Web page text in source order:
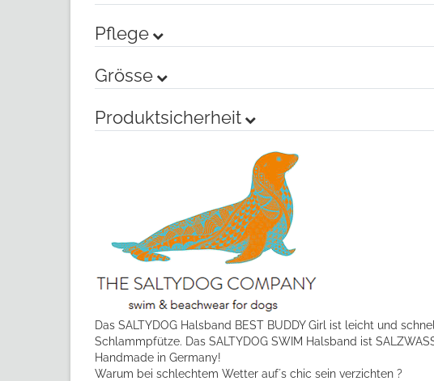
Pflege
Grösse
Produktsicherheit
Das SALTYDOG Halsband BEST BUDDY Girl ist leicht und
Schlammpfütze. Das SALTYDOG SWIM Halsband ist
Handmade in Germany!
Warum bei schlechtem Wetter auf´s chic sein verzichten ?